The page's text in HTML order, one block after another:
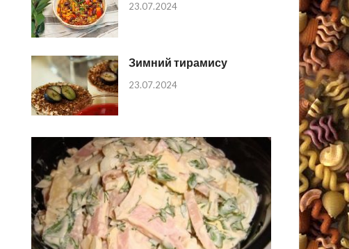
23.07.2024
Зимний тирамису
23.07.2024